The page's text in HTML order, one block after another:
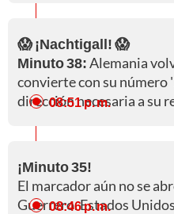
😱 ¡Nachtigall! 😱
Minuto 38:Alemania
convierte con su número
dirección necesaria a su
08:51 p. m.
¡Minuto 35!
El marcador aún no se
Guerrero. Estados
08:46 p. m.